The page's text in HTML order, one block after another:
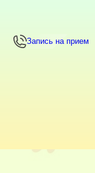
Запись на прием